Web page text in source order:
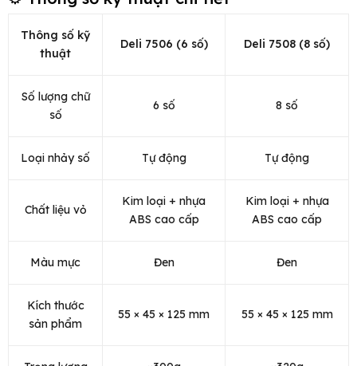
Thông số kỹ
thuật
Deli 7506 (6 số) Deli 7508 (8 số)
Số lượng chữ
số
6 số 8 số
Loại nhảy số Tự động Tự động
Chất liệu vỏ
Kim loại + nhựa
ABS cao cấp
Kim loại + nhựa
ABS cao cấp
Màu mực Đen Đen
Kích thước
sản phẩm
55 × 45 × 125 mm 55 × 45 × 125 mm